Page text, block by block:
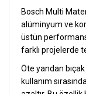
Bosch Multi
alüminyum ve
üstün performans
farklı projelerde
Öte yandan
kullanım